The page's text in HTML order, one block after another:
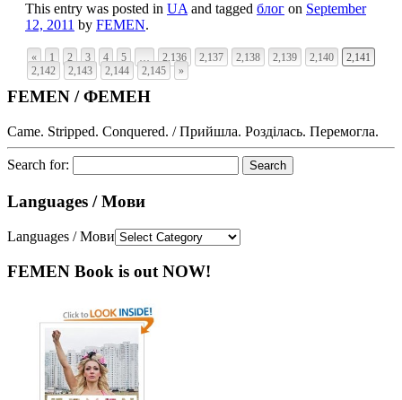
This entry was posted in UAand tagged блог on September
12, 2011 by FEMEN.
« 1 2 3 4 5 … 2,136 2,137 2,138 2,139 2,140
2,141
2,142
2,143 2,144 2,145 »
FEMEN / ФЕМЕН
Came. Stripped. Conquered. / Прийшла. Розділась. Перемогла.
Search for:
Languages / Мови
Languages / Мови
FEMEN Book is out NOW!